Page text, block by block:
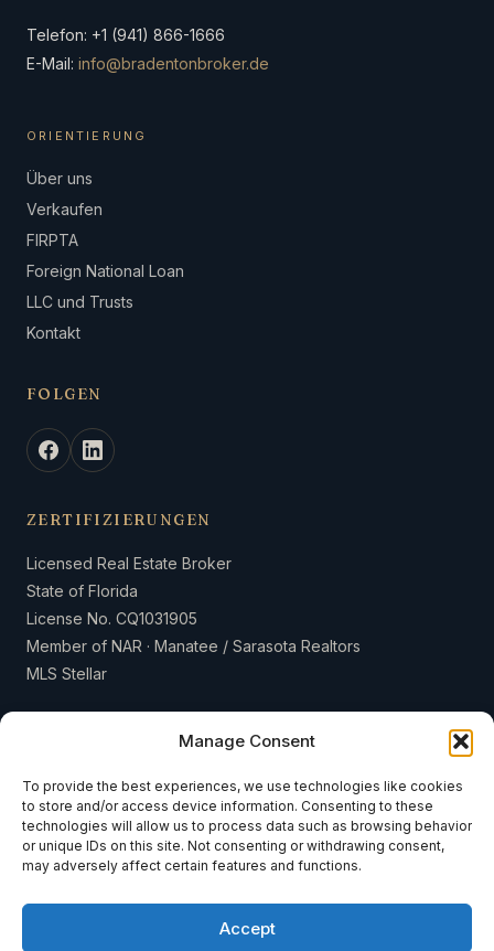
Manage Consent
To provide the best experiences, we use technologies like cookies
to store and/or access device information. Consenting to these
technologies will allow us to process data such as browsing behavior
or unique IDs on this site. Not consenting or withdrawing consent,
may adversely affect certain features and functions.
Accept
Telefon: +1 (941) 866-1666
E-Mail: info@bradentonbroker.de
ORIENTIERUNG
Über uns
Verkaufen
FIRPTA
Foreign National Loan
LLC und Trusts
Kontakt
FOLGEN
ZERTIFIZIERUNGEN
Licensed Real Estate Broker
State of Florida
License No. CQ1031905
Member of NAR · Manatee / Sarasota Realtors
MLS Stellar
© 2026 Weiss & Weiss International LLC · Sea to Sky Realty · Alle
Rechte vorbehalten.
Datenschutzerklärung